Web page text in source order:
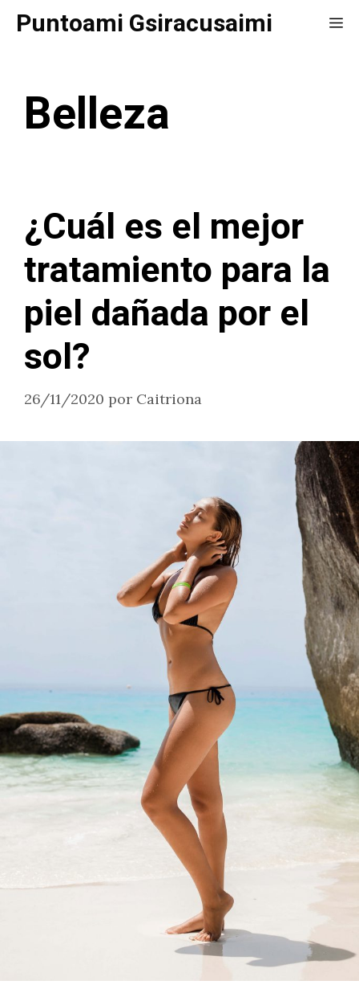
SaltarPuntoami Gsiracusaimi
Belleza
¿Cuál es el mejor
tratamiento para la
piel dañada por el
sol?
26/11/2020 por Caitriona